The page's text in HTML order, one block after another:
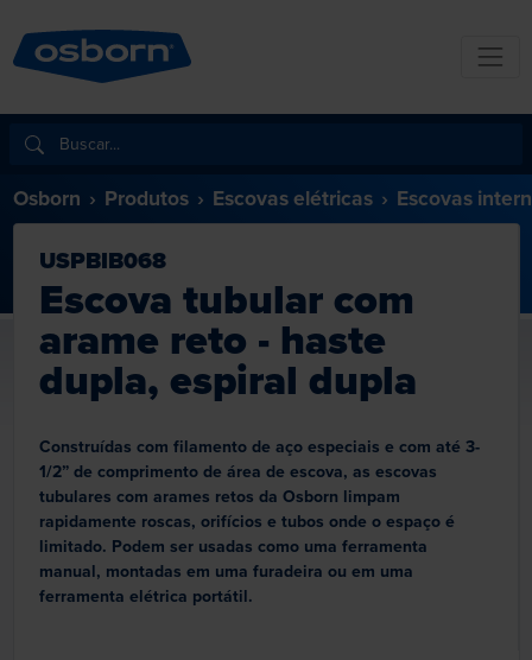
Osborn Produtos Escovas elétricas Escovas
USPBIB068
Escova tubular com
arame reto - haste
dupla, espiral dupla
Construídas com filamento de aço especiais e com até 3-
1/2” de comprimento de área de escova, as escovas
tubulares com arames retos da Osborn limpam
rapidamente roscas, orifícios e tubos onde o espaço é
limitado. Podem ser usadas como uma ferramenta
manual, montadas em uma furadeira ou em uma
ferramenta elétrica portátil.